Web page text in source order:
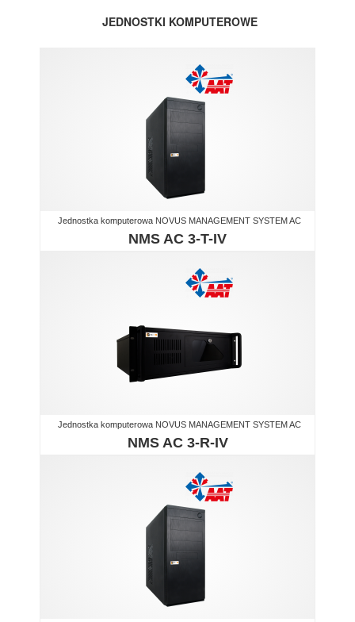
JEDNOSTKI KOMPUTEROWE
Jednostka komputerowa NOVUS MANAGEMENT SYSTEM AC
NMS AC 3-T-IV
Jednostka komputerowa NOVUS MANAGEMENT SYSTEM AC
NMS AC 3-R-IV